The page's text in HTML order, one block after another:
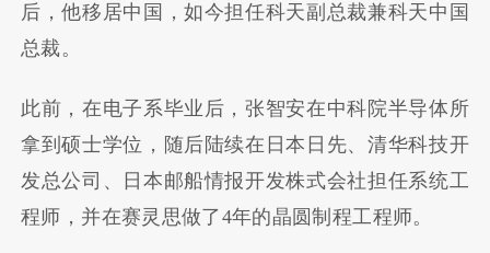
后，他移居中国，如今担任科天副总裁兼科天中国
总裁。
此前，在电子系毕业后，张智安在中科院半导体所
拿到硕士学位，随后陆续在日本日先、清华科技开
发总公司、日本邮船情报开发株式会社担任系统工
程师，并在赛灵思做了4年的晶圆制程工程师。